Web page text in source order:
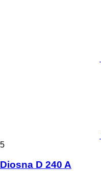
5
Diosna D 240 A